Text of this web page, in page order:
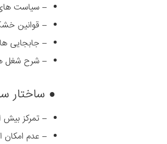
– سیاست
– قوانین
– جابجایی
– شرح شغل
● ساختار
– تمرکز بیش
– عدم امکان